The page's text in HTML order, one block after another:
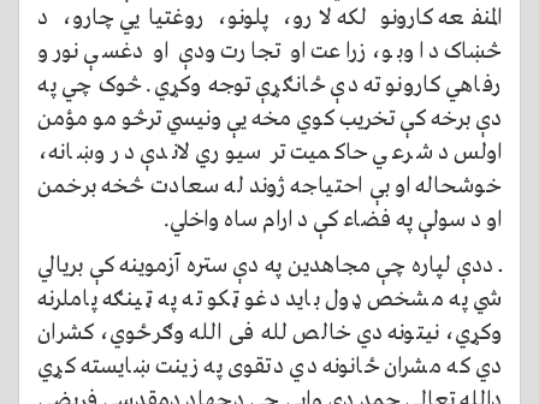
المنفعه کارونو لکه لارو، پلونو، روغتیایي چارو، د
څښاک د اوبو، زراعت او تجارت ودې او دغسې نورو
رفاهي کارونو ته دې ځانګړې توجه وکړي. څوک چي په
دې برخه کې تخریب کوي مخه یې ونیسي ترڅو مو مؤمن
اولس د شرعي حاکمیت تر سیوري لاندې د روښانه،
خوشحاله او بې احتیاجه ژوند له سعادت څخه برخمن
او د سولې په فضاء کې د ارام ساه واخلي.
ــ ددې لپاره چې مجاهدین په دې ستره آزموینه کې بریالي
شي په مشخص ډول باید دغو ټکو ته په ټینګه پاملرنه
وکړي، نیتونه دي خالص لله فی الله وګرځوي، کشران
دي که مشران ځانونه دي دتقوی په زینت ښایسته کړي